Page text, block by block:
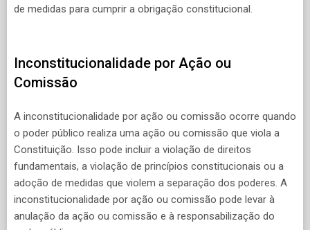
de medidas para cumprir a obrigação constitucional.
Inconstitucionalidade por Ação ou
Comissão
A inconstitucionalidade por ação ou comissão ocorre quando
o poder público realiza uma ação ou comissão que viola a
Constituição. Isso pode incluir a violação de direitos
fundamentais, a violação de princípios constitucionais ou a
adoção de medidas que violem a separação dos poderes. A
inconstitucionalidade por ação ou comissão pode levar à
anulação da ação ou comissão e à responsabilização do